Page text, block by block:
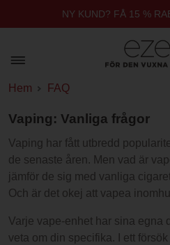
NY KUND? FÅ 15 %
Hem FAQ
Vaping: Vanliga frågor
Vaping har fått utbredd
de senaste åren. Men vad är
jämför de sig med vanliga
Och är det okej att vapea
Varje vape-enhet har sina egna
veta om din specifika. I ett